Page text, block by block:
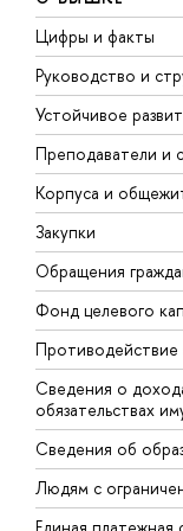
Цифры и факты
Руководство и
Устойчивое
Преподаватели и
Корпуса и
Закупки
Обращения
Фонд целевого
Противодействие
Сведения о
обязательствах
Сведения об
Людям с